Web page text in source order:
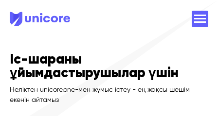
Іс-шараны
ұйымдастырушылар үшін
Неліктен unicore.one-мен жұмыс істеу - ең жақсы шешім
екенін айтамыз